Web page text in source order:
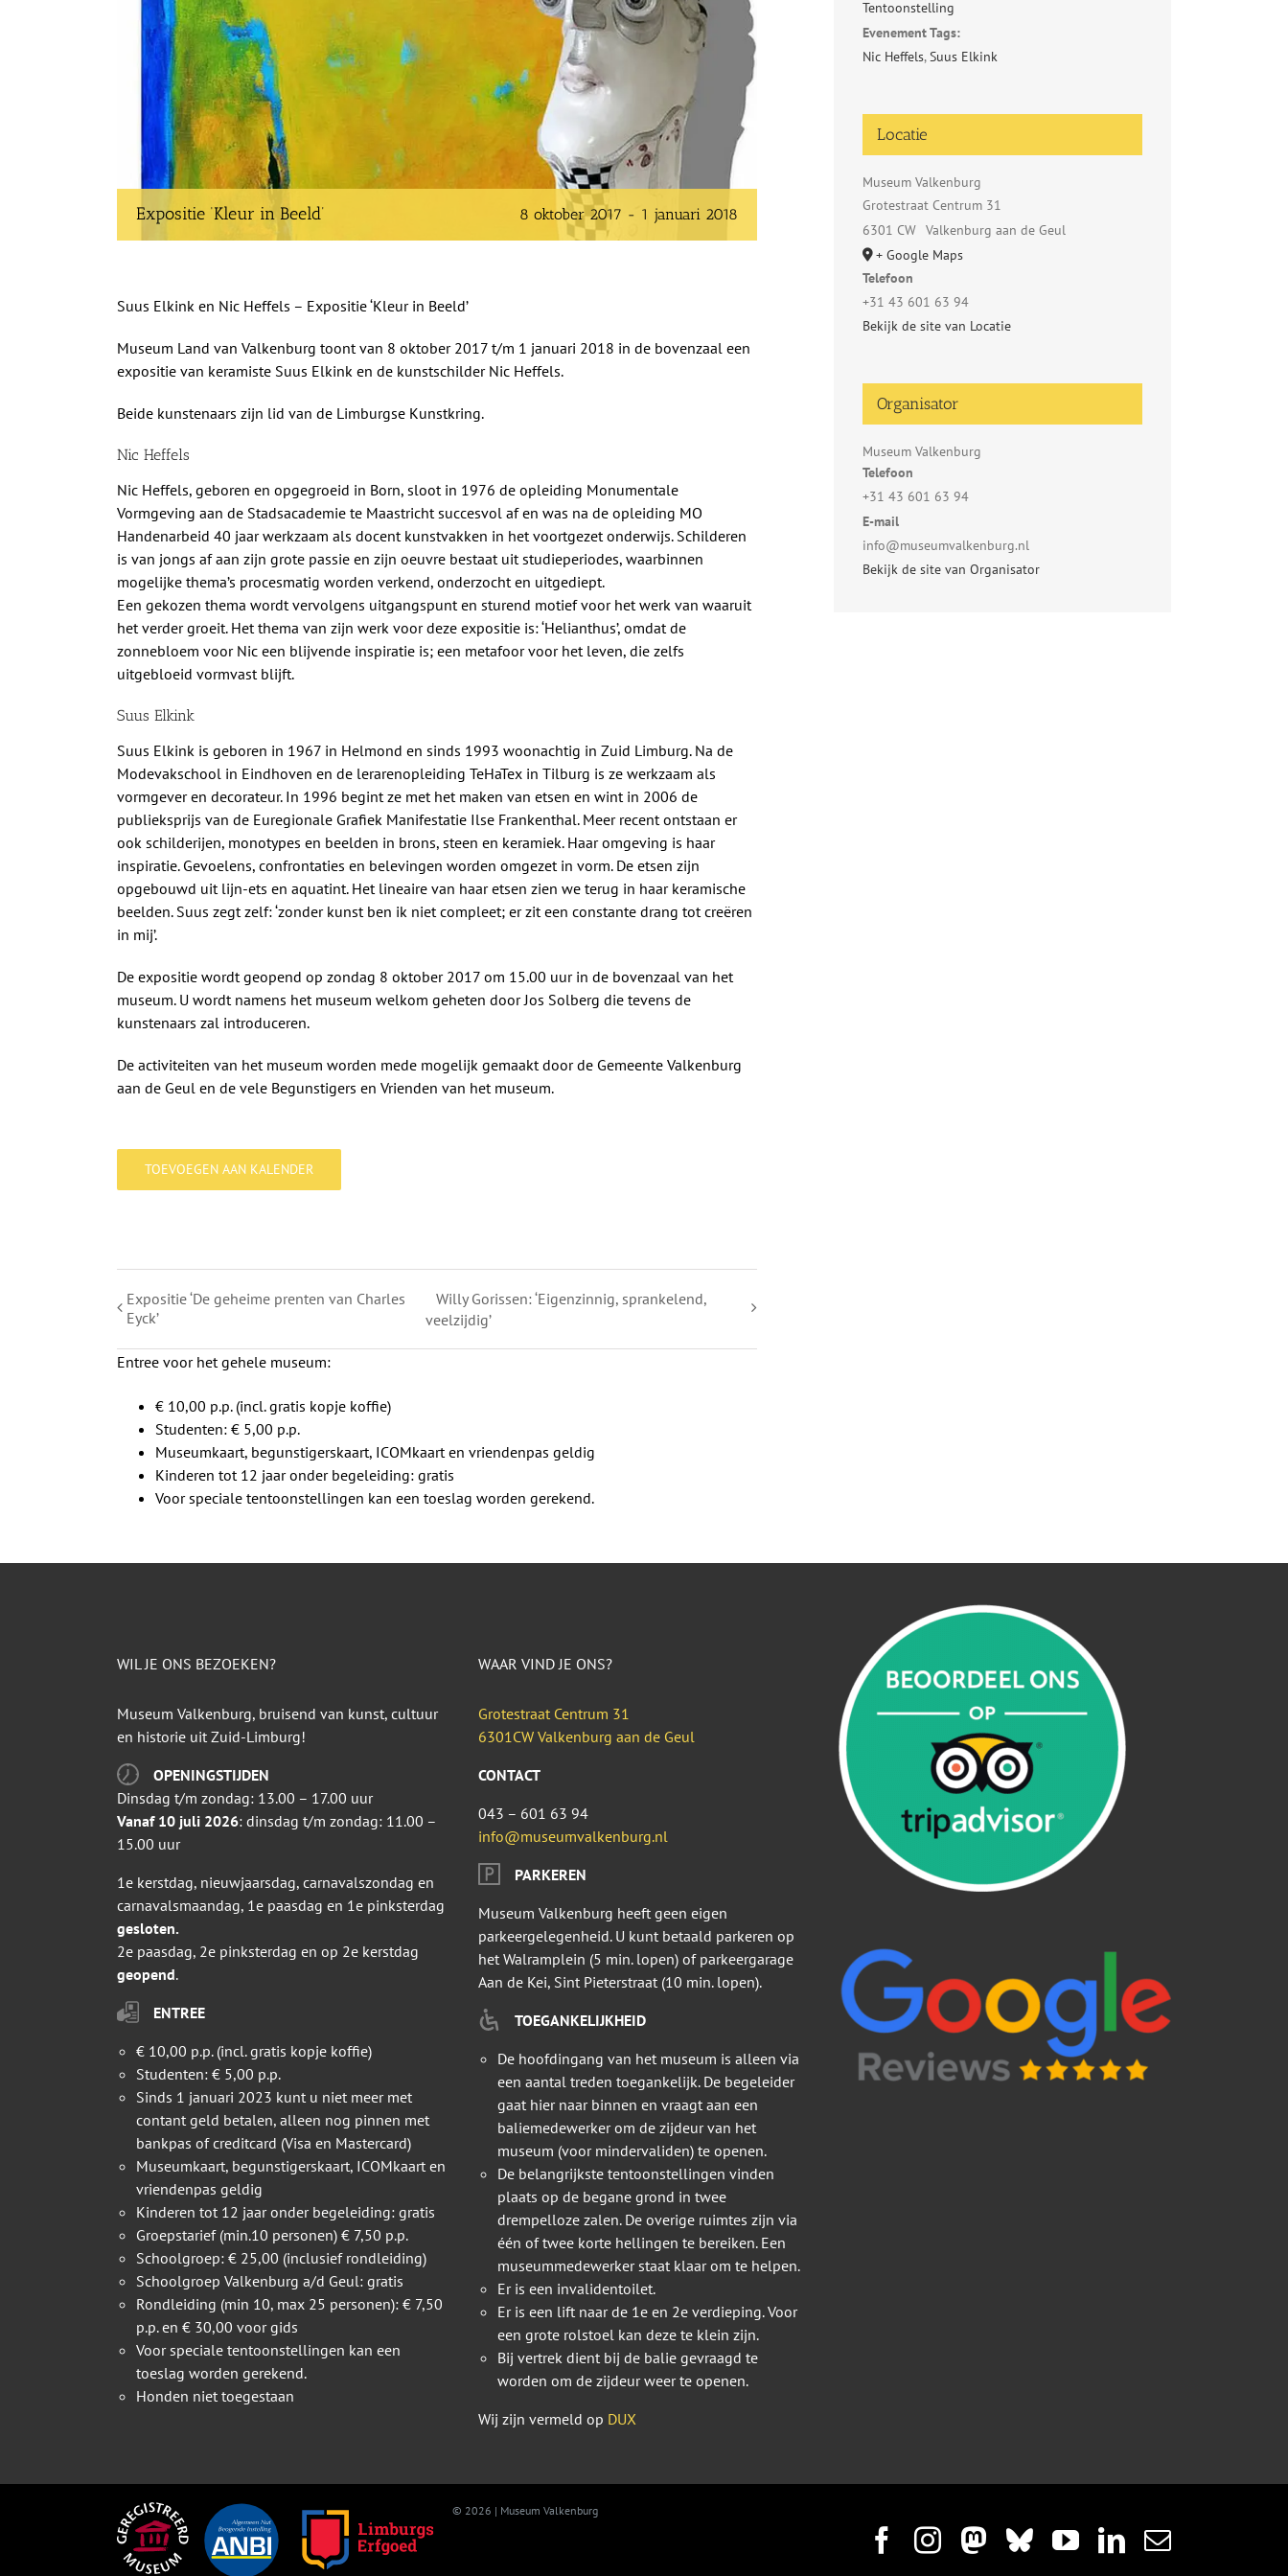
Expositie ‘Kleur in Beeld’ 8 oktober 2017 - 1 januari 2018
Suus Elkink en Nic Heffels – Expositie ‘Kleur in Beeld’
Museum Land van Valkenburg toont van 8 oktober 2017 t/m 1 januari 2018 in de bovenzaal een
expositie van keramiste Suus Elkink en de kunstschilder Nic Heffels.
Beide kunstenaars zijn lid van de Limburgse Kunstkring.
Nic Heffels
Nic Heffels, geboren en opgegroeid in Born, sloot in 1976 de opleiding Monumentale
Vormgeving aan de Stadsacademie te Maastricht succesvol af en was na de opleiding MO
Handenarbeid 40 jaar werkzaam als docent kunstvakken in het voortgezet onderwijs. Schilderen
is van jongs af aan zijn grote passie en zijn oeuvre bestaat uit studieperiodes, waarbinnen
mogelijke thema’s procesmatig worden verkend, onderzocht en uitgediept.
Een gekozen thema wordt vervolgens uitgangspunt en sturend motief voor het werk van waaruit
het verder groeit. Het thema van zijn werk voor deze expositie is: ‘Helianthus’, omdat de
zonnebloem voor Nic een blijvende inspiratie is; een metafoor voor het leven, die zelfs
uitgebloeid vormvast blijft.
Suus Elkink
Suus Elkink is geboren in 1967 in Helmond en sinds 1993 woonachtig in Zuid Limburg. Na de
Modevakschool in Eindhoven en de lerarenopleiding TeHaTex in Tilburg is ze werkzaam als
vormgever en decorateur. In 1996 begint ze met het maken van etsen en wint in 2006 de
publieksprijs van de Euregionale Grafiek Manifestatie Ilse Frankenthal. Meer recent ontstaan er
ook schilderijen, monotypes en beelden in brons, steen en keramiek. Haar omgeving is haar
inspiratie. Gevoelens, confrontaties en belevingen worden omgezet in vorm. De etsen zijn
opgebouwd uit lijn-ets en aquatint. Het lineaire van haar etsen zien we terug in haar keramische
beelden. Suus zegt zelf: ‘zonder kunst ben ik niet compleet; er zit een constante drang tot creëren
in mij’.
De expositie wordt geopend op zondag 8 oktober 2017 om 15.00 uur in de bovenzaal van het
museum. U wordt namens het museum welkom geheten door Jos Solberg die tevens de
kunstenaars zal introduceren.
De activiteiten van het museum worden mede mogelijk gemaakt door de Gemeente Valkenburg
aan de Geul en de vele Begunstigers en Vrienden van het museum.
TOEVOEGEN AAN KALENDER
Expositie ‘De geheime prenten van Charles
Eyck’
Willy Gorissen: ‘Eigenzinnig, sprankelend,
veelzijdig’
Entree voor het gehele museum:
€ 10,00 p.p. (incl. gratis kopje koffie)
Studenten: € 5,00 p.p.
Museumkaart, begunstigerskaart, ICOMkaart en vriendenpas geldig
Kinderen tot 12 jaar onder begeleiding: gratis
Voor speciale tentoonstellingen kan een toeslag worden gerekend.
Tentoonstelling
Evenement Tags:
Nic Heffels,Suus Elkink
Locatie
Museum Valkenburg
Grotestraat Centrum 31
6301 CW Valkenburg aan de Geul
+ Google Maps
Telefoon
+31 43 601 63 94
Bekijk de site van Locatie
Organisator
Museum Valkenburg
Telefoon
+31 43 601 63 94
E-mail
info@museumvalkenburg.nl
Bekijk de site van Organisator
WIL JE ONS BEZOEKEN?
Museum Valkenburg, bruisend van kunst, cultuur
en historie uit Zuid-Limburg!
OPENINGSTIJDEN
Dinsdag t/m zondag: 13.00 – 17.00 uur
Vanaf 10 juli 2026: dinsdag t/m zondag: 11.00 –
15.00 uur
1e kerstdag, nieuwjaarsdag, carnavalszondag en
carnavalsmaandag, 1e paasdag en 1e pinksterdag
gesloten.
2e paasdag, 2e pinksterdag en op 2e kerstdag
geopend.
ENTREE
€ 10,00 p.p. (incl. gratis kopje koffie)
Studenten: € 5,00 p.p.
Sinds 1 januari 2023 kunt u niet meer met
contant geld betalen, alleen nog pinnen met
bankpas of creditcard (Visa en Mastercard)
Museumkaart, begunstigerskaart, ICOMkaart en
vriendenpas geldig
Kinderen tot 12 jaar onder begeleiding: gratis
Groepstarief (min.10 personen) € 7,50 p.p.
Schoolgroep: € 25,00 (inclusief rondleiding)
Schoolgroep Valkenburg a/d Geul: gratis
Rondleiding (min 10, max 25 personen): € 7,50
p.p. en € 30,00 voor gids
Voor speciale tentoonstellingen kan een
toeslag worden gerekend.
Honden niet toegestaan
WAAR VIND JE ONS?
Grotestraat Centrum 31
6301CW Valkenburg aan de Geul
CONTACT
043 – 601 63 94
info@museumvalkenburg.nl
PARKEREN
Museum Valkenburg heeft geen eigen
parkeergelegenheid. U kunt betaald parkeren op
het Walramplein (5 min. lopen) of parkeergarage
Aan de Kei, Sint Pieterstraat (10 min. lopen).
TOEGANKELIJKHEID
De hoofdingang van het museum is alleen via
een aantal treden toegankelijk. De begeleider
gaat hier naar binnen en vraagt aan een
baliemedewerker om de zijdeur van het
museum (voor mindervaliden) te openen.
De belangrijkste tentoonstellingen vinden
plaats op de begane grond in twee
drempelloze zalen. De overige ruimtes zijn via
één of twee korte hellingen te bereiken. Een
museummedewerker staat klaar om te helpen.
Er is een invalidentoilet.
Er is een lift naar de 1e en 2e verdieping. Voor
een grote rolstoel kan deze te klein zijn.
Bij vertrek dient bij de balie gevraagd te
worden om de zijdeur weer te openen.
Wij zijn vermeld op DUX
© 2026 | Museum Valkenburg
Facebook
InstagramMastodon
BlueskyYouTube
LinkedIn
E-